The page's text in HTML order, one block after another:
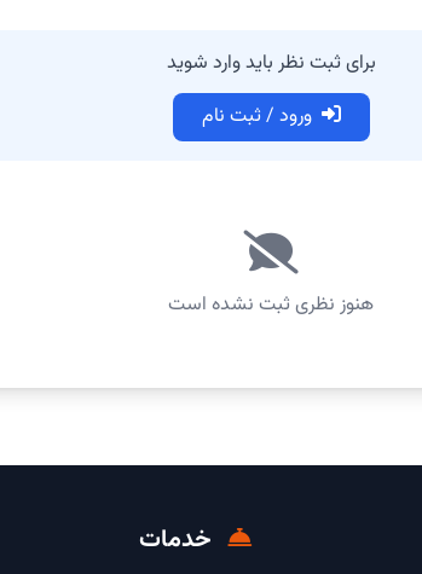
برای ثبت نظر باید وارد شوید
ورود / ثبت نام
هنوز نظری ثبت نشده است
خدمات